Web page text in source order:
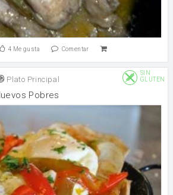
4 Me gusta Comentar
Plato Principal
SIN
GLUTEN
Pobres